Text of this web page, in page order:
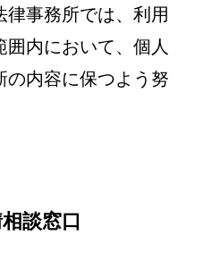
律事務所では、利用
囲内において、個人
の内容に保つよう努
談窓口